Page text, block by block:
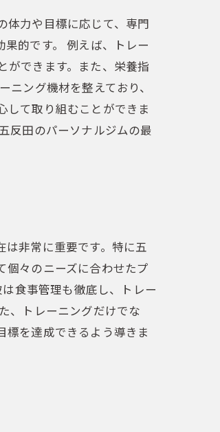
体力や目標に応じて、専門
的です。 例えば、トレー
ができます。また、栄養指
ング機材を整えており、
して取り組むことができま
反田のパーソナルジムの最
非常に重要です。特に五
個々のニーズに合わせたプ
食事管理も徹底し、トレー
、トレーニングだけでな
標を達成できるよう導きま